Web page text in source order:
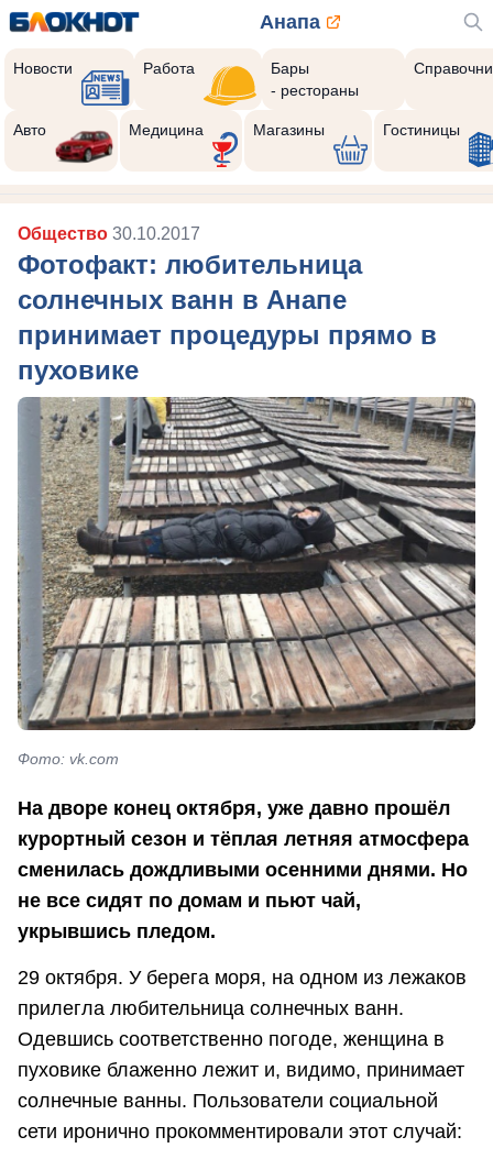
Анапа
Новости Работа
Бары
- рестораны
Авто Медицина Магазины Гостиницы
Общество 30.10.2017
Фотофакт: любительница
солнечных ванн в Анапе
принимает процедуры прямо в
пуховике
Фото: vk.com
На дворе конец октября, уже давно прошёл
курортный сезон и тёплая летняя атмосфера
сменилась дождливыми осенними днями. Но
не все сидят по домам и пьют чай,
укрывшись пледом.
29 октября. У берега моря, на одном из лежаков
прилегла любительница солнечных ванн.
Одевшись соответственно погоде, женщина в
пуховике блаженно лежит и, видимо, принимает
солнечные ванны. Пользователи социальной
сети иронично прокомментировали этот случай: